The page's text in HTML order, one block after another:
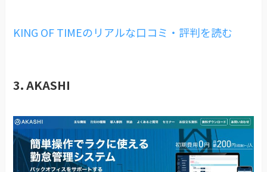
KING OF TIMEのリアルな口コミ・評判を読む
3. AKASHI